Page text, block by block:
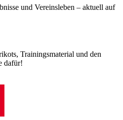
und Vereinsleben – aktuell auf
Trainingsmaterial und den
dafür!